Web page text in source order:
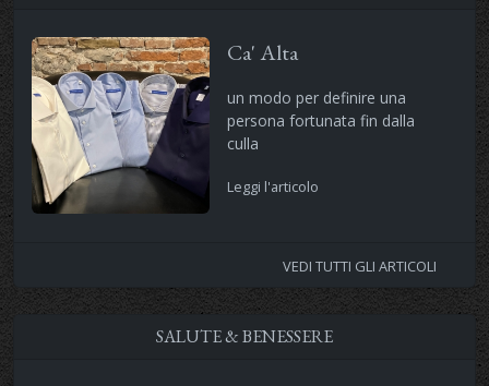
Ca' Alta
un modo per definire una
persona fortunata fin dalla
culla
Leggi l'articolo
VEDI TUTTI GLI ARTICOLI
SALUTE & BENESSERE